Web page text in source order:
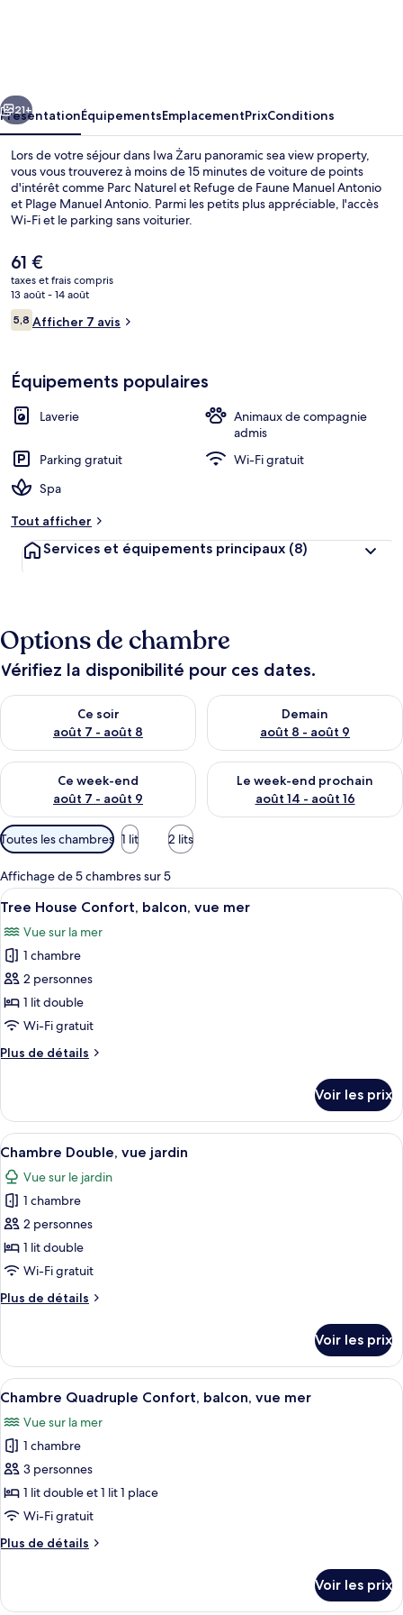
view
property
Suivant
21+
PrésentationÉquipementsEmplacementPrixConditions
Lors de votre séjour dans Iwa Żaru panoramic sea view property,
vous vous trouverez à moins de 15 minutes de voiture de points
d'intérêt comme Parc Naturel et Refuge de Faune Manuel Antonio
et Plage Manuel Antonio. Parmi les petits plus appréciable, l'accès
Wi-Fi et le parking sans voiturier.
Le
prix
actuel
est
de
61 €
taxes et frais compris
13 août - 14 août
Avis
voyageurs
5,85,8 sur 10
Afficher 7 avis
Équipements populaires
Laverie
Animaux de compagnie
admis
Parking gratuit
Wi-Fi gratuit
Spa
Tout afficher
Services et équipements principaux (8)
Options de chambre
Vérifiez la disponibilité pour ces dates.
Ce soir
août 7 - août 8
Vérifier la disponibilité pour ce soir août 7 - août 8
Demain
août 8 - août 9
Vérifier la disponibilité pour
Ce week-end
août 7 - août 9
Vérifier la disponibilité pour ce week-end août 7 - août 9
Le week-end prochain
août 14 - août 16
Vérifier la disponibilité pour
Filtres
disponibles
pour
les
chambres
Toutes les chambres 1 lit 2 lits
Affichage de 5 chambres sur 5
Afficher
toutes
les
photos
pour
ce
type
chambre :
Confort,
balcon,
vue
mer
Tree House Confort, balcon, vue
6
Tree House Confort, balcon, vue mer
Vue sur la mer
1 chambre
2 personnes
1 lit double
Wi-Fi gratuit
Plus de détails
Plus
le
type
de
chambre
Tree
House
Confort,
balcon,
vue
mer
Voir les prix
Afficher
toutes
les
photos
pour
ce
type
chambre :
vue
jardin
Chambre Double, vue jardin | Wi-Fi
4
Chambre Double, vue jardin
Vue sur le jardin
1 chambre
2 personnes
1 lit double
Wi-Fi gratuit
Plus de détails
Plus
le
type
de
Chambre
Double,
vue
jardin
Voir les prix
Afficher
toutes
les
photos
pour
ce
type
chambre :
Chambre Quadruple Confort,
7
Chambre Quadruple Confort, balcon, vue mer
Vue sur la mer
1 chambre
3 personnes
1 lit double et 1 lit 1 place
Wi-Fi gratuit
Plus de détails
Plus
le
Voir les prix